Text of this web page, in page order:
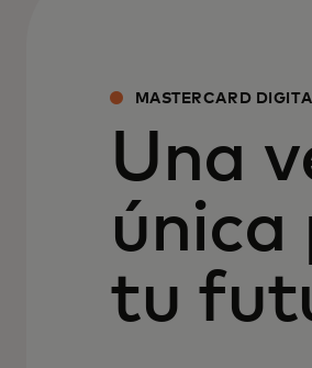
MASTERCARD
Una
única
tu